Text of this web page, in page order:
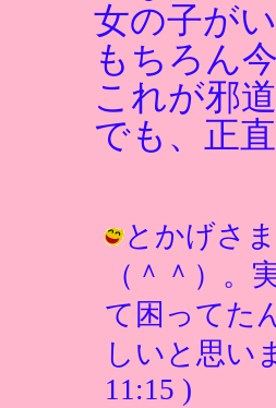
女の子が
もちろん
これが邪
でも、正
とかげさ
（＾＾）
て困ってた
しいと思い
11:15 )